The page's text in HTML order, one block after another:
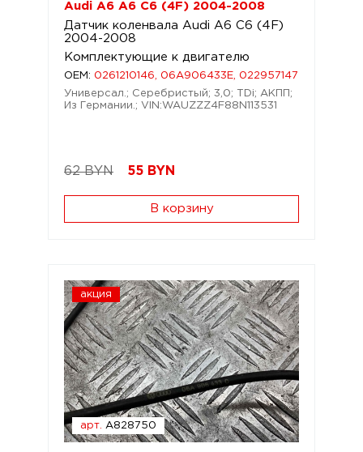
Audi A6 A6 C6 (4F) 2004-2008
Датчик коленвала Audi A6 C6 (4F)
2004-2008
Комплектующие к двигателю
OEM: 0261210146, 06A906433E, 022957147
Универсал.; Серебристый; 3,0; TDi; АКПП;
Из Германии.; VIN:WAUZZZ4F88N113531
62 BYN 55 BYN
В корзину
акция
арт. A828750